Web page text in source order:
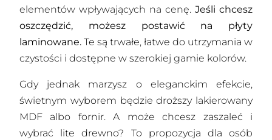
elementów wpływających na cenę. Jeśli chcesz
oszczędzić, możesz postawić na płyty
laminowane. Te są trwałe, łatwe do utrzymania w
czystości i dostępne w szerokiej gamie kolorów.
Gdy jednak marzysz o eleganckim efekcie,
świetnym wyborem będzie droższy lakierowany
MDF albo fornir. A może chcesz zaszaleć i
wybrać lite drewno? To propozycja dla osób